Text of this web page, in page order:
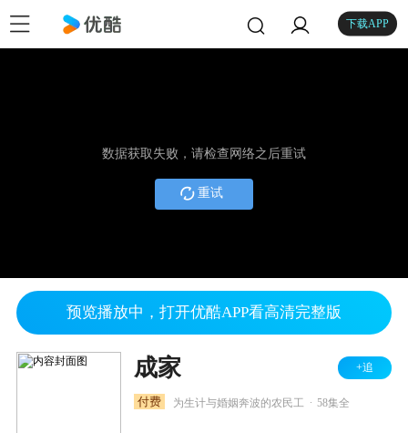
下载APP
数据获取失败，请检查网络之后重试
重试
预览播放中，打开优酷APP看高清完整版
成家 +追
付费 为生计与婚姻奔波的农民工 58集全